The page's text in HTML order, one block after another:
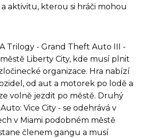
aktivitu, kterou si hráči mohou
Trilogy - Grand Theft Auto III -
Liberty City, kde musí plnit
organizace. Hra nabízí
od aut a motorek po lodě a
volně jezdit po městě. Druhý
Vice City - se odehrává v
v Miami podobném městě
stane členem gangu a musí